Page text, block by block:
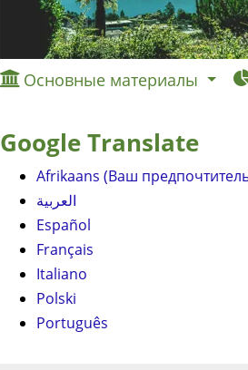
Основные материалы
Google Translate
Afrikaans (Ваш
العربية
Español
Français
Italiano
Polski
Português